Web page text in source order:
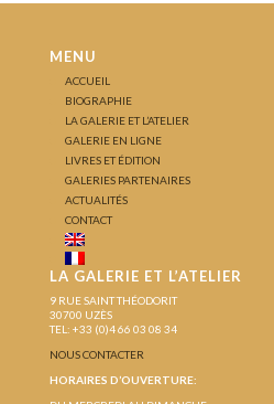
MENU
ACCUEIL
BIOGRAPHIE
LA GALERIE ET L’ATELIER
GALERIE EN LIGNE
LIVRES ET ÉDITION
GALERIES PARTENAIRES
ACTUALITÉS
CONTACT
LA GALERIE ET L’ATELIER
9 RUE SAINT THÉODORIT
30700 UZÈS
TEL: +33 (0)4 66 03 08 34
NOUS CONTACTER
HORAIRES D’OUVERTURE: